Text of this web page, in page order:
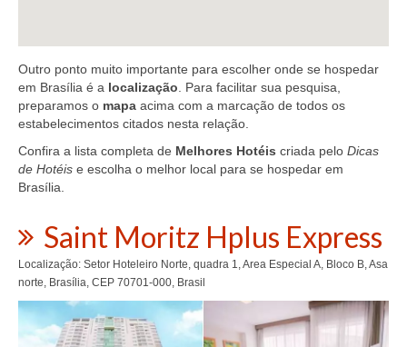
Outro ponto muito importante para escolher onde se hospedar
em Brasília é a localização. Para facilitar sua pesquisa,
preparamos o mapa acima com a marcação de todos os
estabelecimentos citados nesta relação.
Confira a lista completa de Melhores Hotéis criada pelo Dicas
de Hotéis e escolha o melhor local para se hospedar em
Brasília.
Saint Moritz Hplus Express
Localização: Setor Hoteleiro Norte, quadra 1, Area Especial A, Bloco B, Asa
norte, Brasília, CEP 70701-000, Brasil